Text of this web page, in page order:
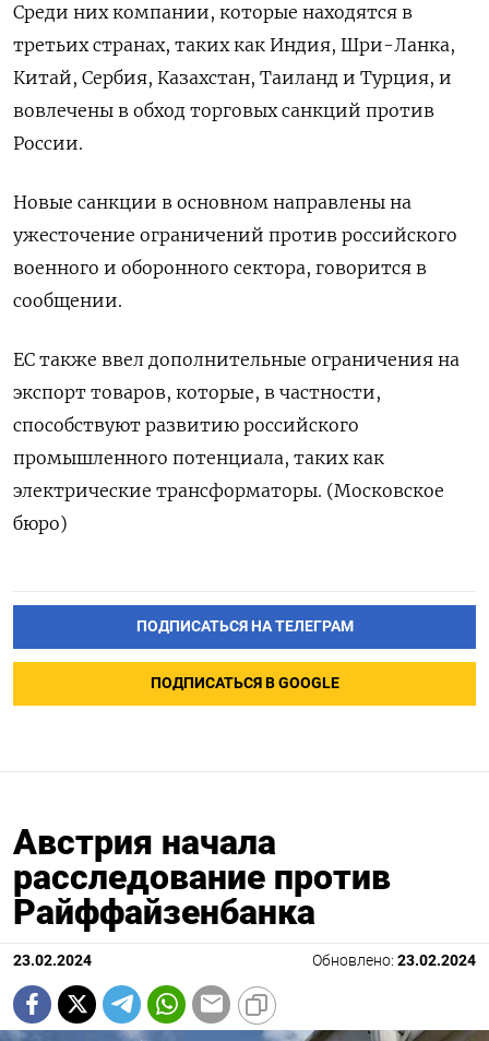
Среди них компании, которые находятся в
третьих странах, таких как Индия, Шри-Ланка,
Китай, Сербия, Казахстан, Таиланд и Турция, и
вовлечены в обход торговых санкций против
России.
Новые санкции в основном направлены на
ужесточение ограничений против российского
военного и оборонного сектора, говорится в
сообщении.
ЕС также ввел дополнительные ограничения на
экспорт товаров, которые, в частности,
способствуют развитию российского
промышленного потенциала, таких как
электрические трансформаторы. (Московское
бюро)
ПОДПИСАТЬСЯ НА ТЕЛЕГРАМ
ПОДПИСАТЬСЯ В GOOGLE
Австрия начала
расследование против
Райффайзенбанка
23.02.2024 Обновлено: 23.02.2024